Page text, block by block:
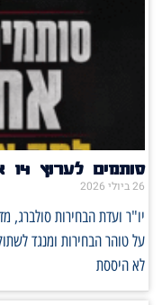
סותמים לערוץ 14 את הפה! למה אתם שותקים?
26 ביולי 2026
יו"ר ועדת הבחירות סולברג,
לא היססת